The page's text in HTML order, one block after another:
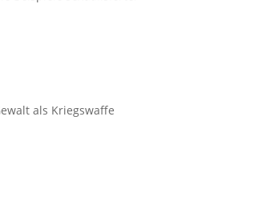
als Kriegswaffe